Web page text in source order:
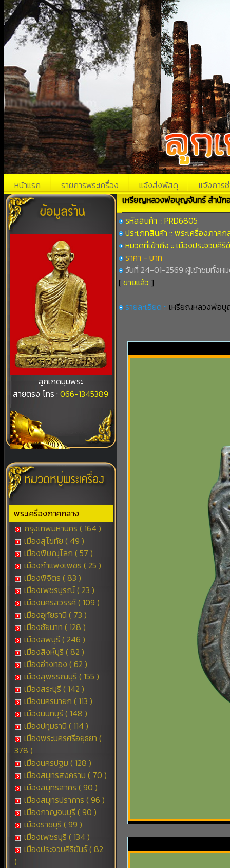
หน้าแรก รายการพระเครื่อง แจ้งส่งพัสดุ แจ้งการช
ลูกเกดมุมพระ
สายตรง โทร :066-1345389
พระเครื่องภาคกลาง
กรุงเทพมหานคร ( 164 )
เมืองสุโขทัย ( 49 )
เมืองพิษณุโลก ( 57 )
เมืองกำแพงเพชร ( 25 )
เมืองพิจิตร ( 83 )
เมืองเพชรบูรณ์ ( 23 )
เมืองนครสวรรค์ ( 109 )
เมืองอุทัยธานี ( 73 )
เมืองชัยนาท ( 128 )
เมืองลพบุรี ( 246 )
เมืองสิงห์บุรี ( 82 )
เมืองอ่างทอง ( 62 )
เมืองสุพรรณบุรี ( 155 )
เมืองสระบุรี ( 142 )
เมืองนครนายก ( 113 )
เมืองนนทบุรี ( 148 )
เมืองปทุมธานี ( 114 )
เมืองพระนครศรีอยุธยา (
378 )
เมืองนครปฐม ( 128 )
เมืองสมุทรสงคราม ( 70 )
เมืองสมุทรสาคร ( 90 )
เมืองสมุทรปราการ ( 96 )
เมืองกาญจนบุรี ( 90 )
เมืองราชบุรี ( 99 )
เมืองเพชรบุรี ( 134 )
เมืองประจวบคีรีขันธ์ ( 82
)
เหรียญหลวงพ่อบุญจันทร์ สำนั
รหัสสินค้า :: PRD6805
ประเภทสินค้า :: พระเครื่องภาคก
หมวดที่เข้าถึง :: เมืองประจวบคีรี
ราคา - บาท
วันที่ 24-01-2569 ผู้เข้าชมทั้งห
[ขายแล้ว ]
รายละเอียด :: เหรียญหลวงพ่อ